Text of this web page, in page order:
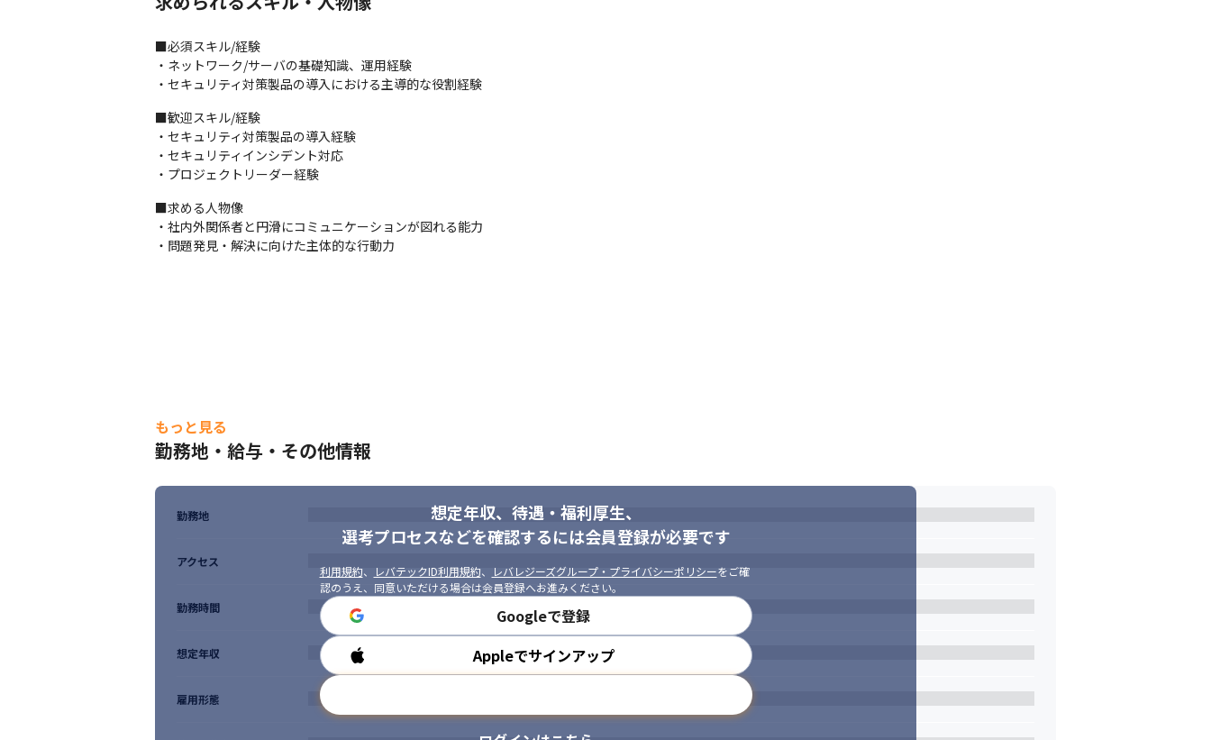
■必須スキル/経験
・ネットワーク/サーバの基礎知識、運用経験
・セキュリティ対策製品の導入における主導的な役割経験
■歓迎スキル/経験
・セキュリティ対策製品の導入経験
・セキュリティインシデント対応
・プロジェクトリーダー経験
■求める人物像
・社内外関係者と円滑にコミュニケーションが図れる能力
・問題発見・解決に向けた主体的な行動力
もっと見る
勤務地・給与・その他情報
想定年収、待遇・福利厚生、
選考プロセスなどを確認するには会員登録が必要です
利用規約、 レバテックID利用規約、 レバレジーズグループ・プライバシーポリシーをご確
認のうえ、同意いただける場合は会員登録へお進みください。
Googleで登録
Appleでサインアップ
勤務地
アクセス
勤務時間
想定年収
雇用形態